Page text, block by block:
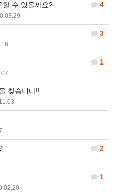
4
할 수 있을까요?
3
1
찾습니다!!
2
1